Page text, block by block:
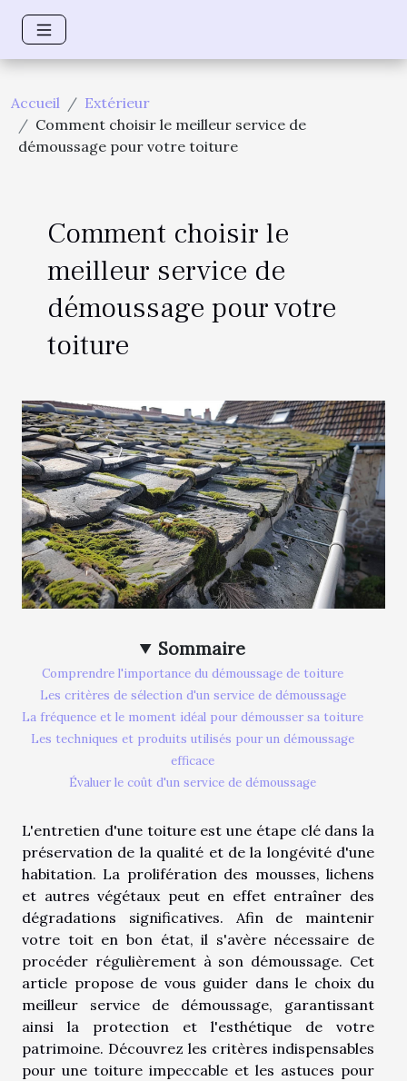
Accueil
Extérieur
Comment choisir le meilleur service de
démoussage pour votre toiture
Comment choisir le
meilleur service de
démoussage pour votre
toiture
Sommaire
Comprendre l'importance du démoussage de toiture
Les critères de sélection d'un service de démoussage
La fréquence et le moment idéal pour démousser sa toiture
Les techniques et produits utilisés pour un démoussage
efficace
Évaluer le coût d'un service de démoussage
L'entretien d'une toiture est une étape clé dans la
préservation de la qualité et de la longévité d'une
habitation. La prolifération des mousses, lichens
et autres végétaux peut en effet entraîner des
dégradations significatives. Afin de maintenir
votre toit en bon état, il s'avère nécessaire de
procéder régulièrement à son démoussage. Cet
article propose de vous guider dans le choix du
meilleur service de démoussage, garantissant
ainsi la protection et l'esthétique de votre
patrimoine. Découvrez les critères indispensables
pour une toiture impeccable et les astuces pour